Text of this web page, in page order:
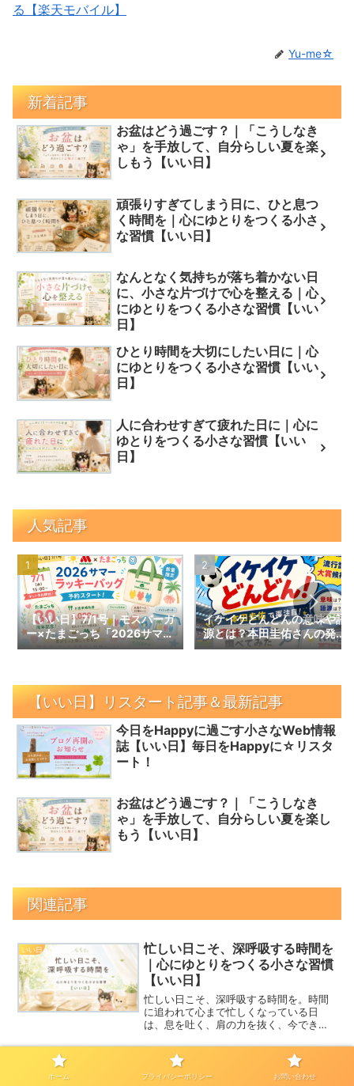
る【楽天モバイル】
Yu-me☆
新着記事
お盆はどう過ごす？｜「こうしなき
ゃ」を手放して、自分らしい夏を楽
しもう【いい日】
頑張りすぎてしまう日に、ひと息つ
く時間を｜心にゆとりをつくる小さ
な習慣【いい日】
なんとなく気持ちが落ち着かない日
に、小さな片づけで心を整える｜心
にゆとりをつくる小さな習慣【いい
日】
ひとり時間を大切にしたい日に｜心
にゆとりをつくる小さな習慣【いい
日】
人に合わせすぎて疲れた日に｜心に
ゆとりをつくる小さな習慣【いい
日】
人気記事
【いい日】7/1号｜モスバーガ
ー×たまごっち「2026サマー
ラッキーバッグ」予約スター
イケイケどんどんの意味や語
源とは？本田圭佑さんの発言
で話題の言葉を調べてみた｜
【いい日】リスタート記事＆最新記事
今日をHappyに過ごす小さなWeb情報
誌【いい日】毎日をHappyに☆リスタ
ート！
お盆はどう過ごす？｜「こうしなき
ゃ」を手放して、自分らしい夏を楽し
もう【いい日】
関連記事
いい日
忙しい日こそ、深呼吸する時間を
｜心にゆとりをつくる小さな習慣
【いい日】
忙しい日こそ、深呼吸する時間を。時間
に追われて心まで忙しくなっている日
は、息を吐く、肩の力を抜く、今できる
ゆとりをつくっていきましょう。看板犬
チワワやいい日カードもお楽しみに。
メジャーリーグ開幕！セブンイレ
ブンキャンペーン当選おめでとう
ホーム プライバシーポリシー お問い合わせ